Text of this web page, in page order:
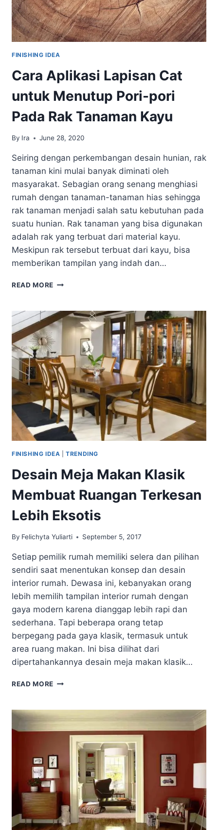
FINISHING IDEA
Cara Aplikasi Lapisan Cat
untuk Menutup Pori-pori
Pada Rak Tanaman Kayu
By Ira June 28, 2020
Seiring dengan perkembangan desain hunian, rak
tanaman kini mulai banyak diminati oleh
masyarakat. Sebagian orang senang menghiasi
rumah dengan tanaman-tanaman hias sehingga
rak tanaman menjadi salah satu kebutuhan pada
suatu hunian. Rak tanaman yang bisa digunakan
adalah rak yang terbuat dari material kayu.
Meskipun rak tersebut terbuat dari kayu, bisa
memberikan tampilan yang indah dan…
READ MORE CARA
CAT
UNTUK
MENUTUP
PORI-
PORI
PADA
RAK
TANAMAN
KAYU
FINISHING IDEA |TRENDING
Desain Meja Makan Klasik
Membuat Ruangan Terkesan
Lebih Eksotis
By Felichyta Yuliarti September 5, 2017
Setiap pemilik rumah memiliki selera dan pilihan
sendiri saat menentukan konsep dan desain
interior rumah. Dewasa ini, kebanyakan orang
lebih memilih tampilan interior rumah dengan
gaya modern karena dianggap lebih rapi dan
sederhana. Tapi beberapa orang tetap
berpegang pada gaya klasik, termasuk untuk
area ruang makan. Ini bisa dilihat dari
dipertahankannya desain meja makan klasik…
READ MORE DESAIN
KLASIK
MEMBUAT
RUANGAN
TERKESAN
LEBIH
EKSOTIS